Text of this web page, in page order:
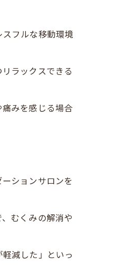
フルな移動環境
ラックスできる
みを感じる場合
ションサロンを
むくみの解消や
減した」といっ